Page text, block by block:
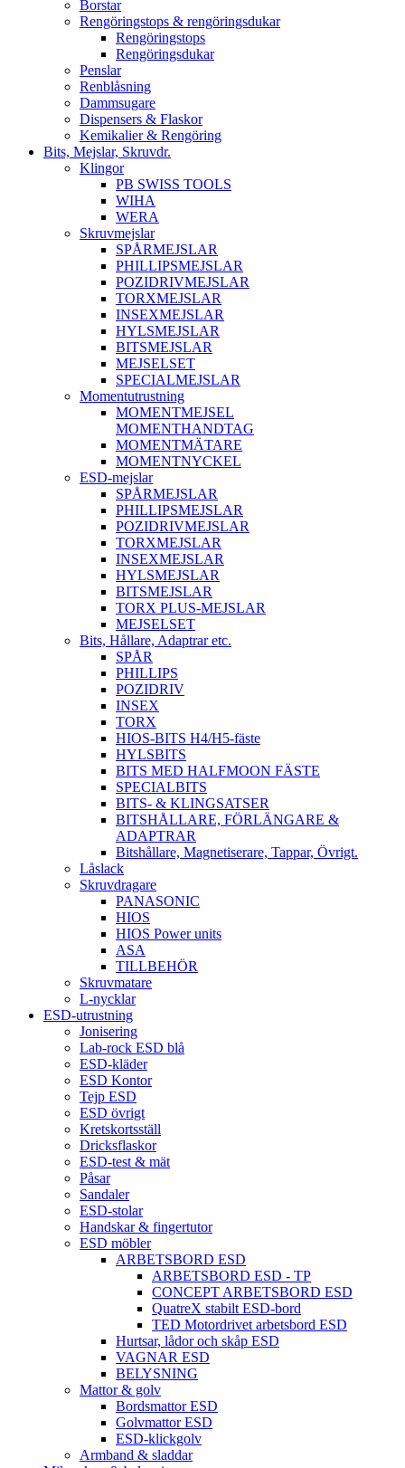
Borstar
Rengöringstops & rengöringsdukar
Rengöringstops
Rengöringsdukar
Penslar
Renblåsning
Dammsugare
Dispensers & Flaskor
Kemikalier & Rengöring
Bits, Mejslar, Skruvdr.
Klingor
PB SWISS TOOLS
WIHA
WERA
Skruvmejslar
SPÅRMEJSLAR
PHILLIPSMEJSLAR
POZIDRIVMEJSLAR
TORXMEJSLAR
INSEXMEJSLAR
HYLSMEJSLAR
BITSMEJSLAR
MEJSELSET
SPECIALMEJSLAR
Momentutrustning
MOMENTMEJSEL
MOMENTHANDTAG
MOMENTMÄTARE
MOMENTNYCKEL
ESD-mejslar
SPÅRMEJSLAR
PHILLIPSMEJSLAR
POZIDRIVMEJSLAR
TORXMEJSLAR
INSEXMEJSLAR
HYLSMEJSLAR
BITSMEJSLAR
TORX PLUS-MEJSLAR
MEJSELSET
Bits, Hållare, Adaptrar etc.
SPÅR
PHILLIPS
POZIDRIV
INSEX
TORX
HIOS-BITS H4/H5-fäste
HYLSBITS
BITS MED HALFMOON FÄSTE
SPECIALBITS
BITS- & KLINGSATSER
BITSHÅLLARE, FÖRLÄNGARE &
ADAPTRAR
Bitshållare, Magnetiserare, Tappar, Övrigt.
Låslack
Skruvdragare
PANASONIC
HIOS
HIOS Power units
ASA
TILLBEHÖR
Skruvmatare
L-nycklar
ESD-utrustning
Jonisering
Lab-rock ESD blå
ESD-kläder
ESD Kontor
Tejp ESD
ESD övrigt
Kretskortsställ
Dricksflaskor
ESD-test & mät
Påsar
Sandaler
ESD-stolar
Handskar & fingertutor
ESD möbler
ARBETSBORD ESD
ARBETSBORD ESD - TP
CONCEPT ARBETSBORD ESD
QuatreX stabilt ESD-bord
TED Motordrivet arbetsbord ESD
Hurtsar, lådor och skåp ESD
VAGNAR ESD
BELYSNING
Mattor & golv
Bordsmattor ESD
Golvmattor ESD
ESD-klickgolv
Armband & sladdar